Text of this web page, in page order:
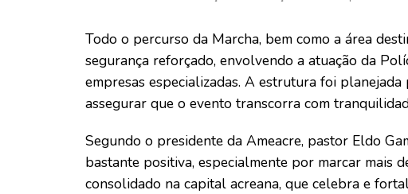
Todo o percurso da Marcha, bem como a área
segurança reforçado, envolvendo a atuação da
empresas especializadas. A estrutura foi
assegurar que o evento transcorra com
Segundo o presidente da Ameacre, pastor Eldo
bastante positiva, especialmente por marcar mais
consolidado na capital acreana, que celebra e